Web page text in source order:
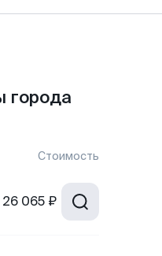
города
Стоимость
26 065 ₽